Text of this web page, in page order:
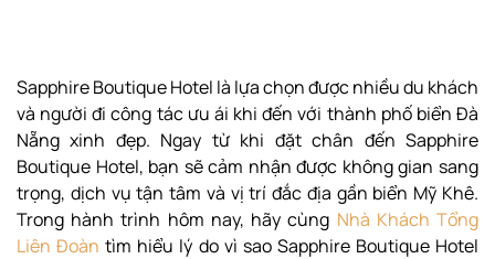
Sapphire Boutique Hotel là lựa chọn được nhiều du khách
và người đi công tác ưu ái khi đến với thành phố biển Đà
Nẵng xinh đẹp. Ngay từ khi đặt chân đến Sapphire
Boutique Hotel, bạn sẽ cảm nhận được không gian sang
trọng, dịch vụ tận tâm và vị trí đắc địa gần biển Mỹ Khê.
Trong hành trình hôm nay, hãy cùng Nhà Khách Tổng
Liên Đoàn tìm hiểu lý do vì sao Sapphire Boutique Hotel